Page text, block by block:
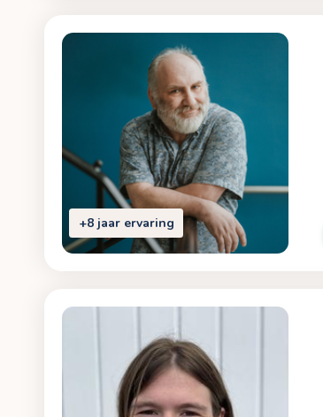
+8 jaar ervaring